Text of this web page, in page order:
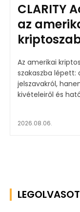
CLARITY
az
Az amerikai
szakaszba
jelszavakról,
kivételeiről és
2026.08.06.